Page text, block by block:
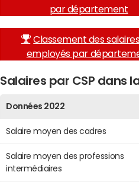
par département
Classement des
employés par
Salaires par CSP dans
Données 2022
Salaire moyen des cadres
Salaire moyen des professions
intermédiaires